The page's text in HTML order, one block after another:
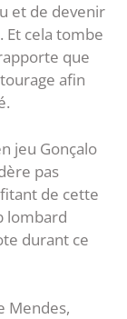
et de devenir
cela tombe
que
afin
jeu Gonçalo
pas
de cette
lombard
durant ce
Mendes,